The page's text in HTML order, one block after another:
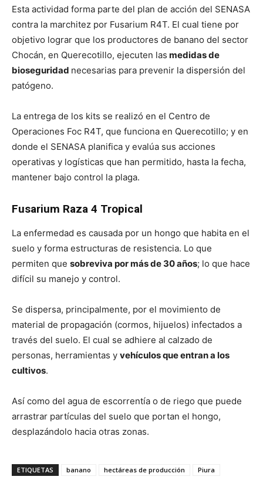
Esta actividad forma parte del plan de acción del SENASA
contra la marchitez por Fusarium R4T. El cual tiene por
objetivo lograr que los productores de banano del sector
Chocán, en Querecotillo, ejecuten las medidas de
bioseguridad necesarias para prevenir la dispersión del
patógeno.
La entrega de los kits se realizó en el Centro de
Operaciones Foc R4T, que funciona en Querecotillo; y en
donde el SENASA planifica y evalúa sus acciones
operativas y logísticas que han permitido, hasta la fecha,
mantener bajo control la plaga.
Fusarium Raza 4 Tropical
La enfermedad es causada por un hongo que habita en el
suelo y forma estructuras de resistencia. Lo que
permiten que sobreviva por más de 30 años; lo que hace
difícil su manejo y control.
Se dispersa, principalmente, por el movimiento de
material de propagación (cormos, hijuelos) infectados a
través del suelo. El cual se adhiere al calzado de
personas, herramientas y vehículos que entran a los
cultivos.
Así como del agua de escorrentía o de riego que puede
arrastrar partículas del suelo que portan el hongo,
desplazándolo hacia otras zonas.
ETIQUETAS banano hectáreas de producción Piura